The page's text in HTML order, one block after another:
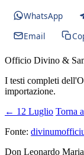
WhatsApp
Email
Officio Divino &
I testi completi
importazione.
← 12 Luglio Torna
Fonte:
Don Leonardo